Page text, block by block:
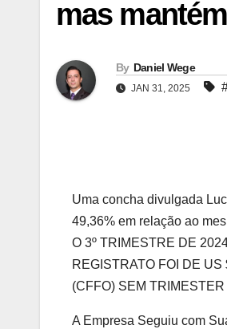
mas
By Daniel Wege
JAN 31, 2025
Uma concha divulgada
49,36% em relação ao
O 3º TRIMESTRE DE
REGISTRATO FOI DE
(CFFO) SEM
A Empresa Seguiu com